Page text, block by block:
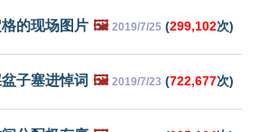
的现场图片 🖼️ 2019/7/25 (299,102次)
子塞进悼词 🖼️ 2019/7/23 (722,677次)